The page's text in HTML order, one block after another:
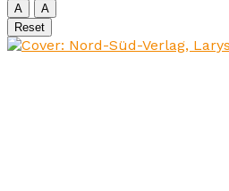
A
A
Reset